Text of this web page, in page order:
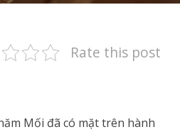
Rate this post
Mối đã có mặt trên hành